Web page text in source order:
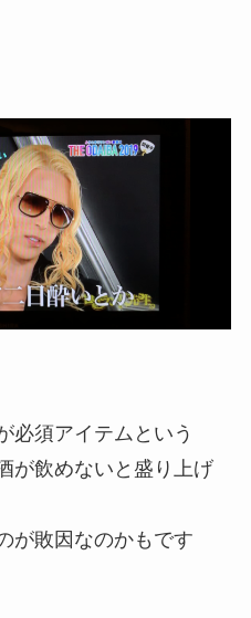
必須アイテムという
が飲めないと盛り上げ
が敗因なのかもです